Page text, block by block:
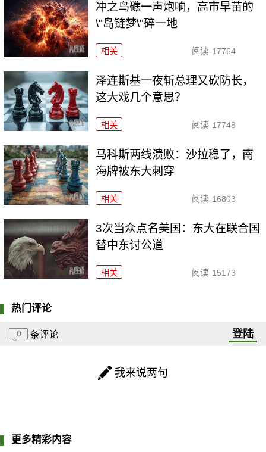
冲之鸟礁一声炮响，高市早苗的
\"岛链梦\"碎一地
相关 阅读 17764
泽连斯基一夜斩总理又砍防长，
这大戏几个意思？
相关 阅读 17748
马科斯两线溃败：沙拉稳了，南
海牌被东大刺穿
相关 阅读 16803
3次当众点名美国：东大在联合国
替中东讨公道
相关 阅读 15173
热门评论
0 条评论 登陆
我来说两句
更多精彩内容